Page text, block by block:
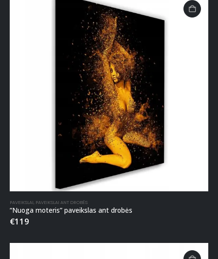
PAVEIKSLAI PAVEIKSLAI ANT DROBĖS
“Nuoga moteris” paveikslas ant drobės
€119